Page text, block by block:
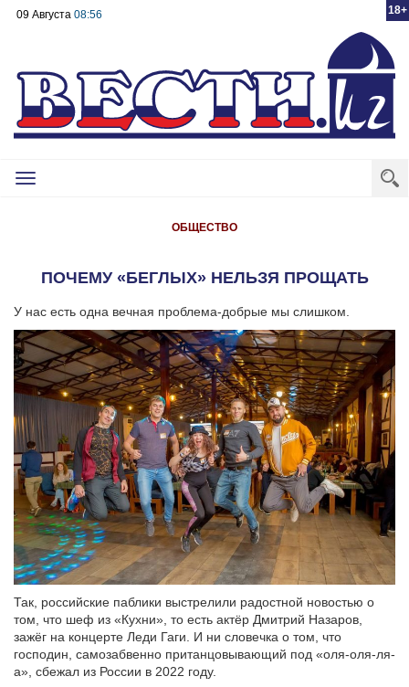
18+
09 Августа 08:56
Toggle
ОБЩЕСТВО
ПОЧЕМУ «БЕГЛЫХ» НЕЛЬЗЯ ПРОЩАТЬ
У нас есть одна вечная проблема-добрые мы слишком.
Так, российские паблики выстрелили радостной новостью о
том, что шеф из «Кухни», то есть актёр Дмитрий Назаров,
зажёг на концерте Леди Гаги. И ни словечка о том, что
господин, самозабвенно пританцовывающий под «оля-оля-ля-
а», сбежал из России в 2022 году.